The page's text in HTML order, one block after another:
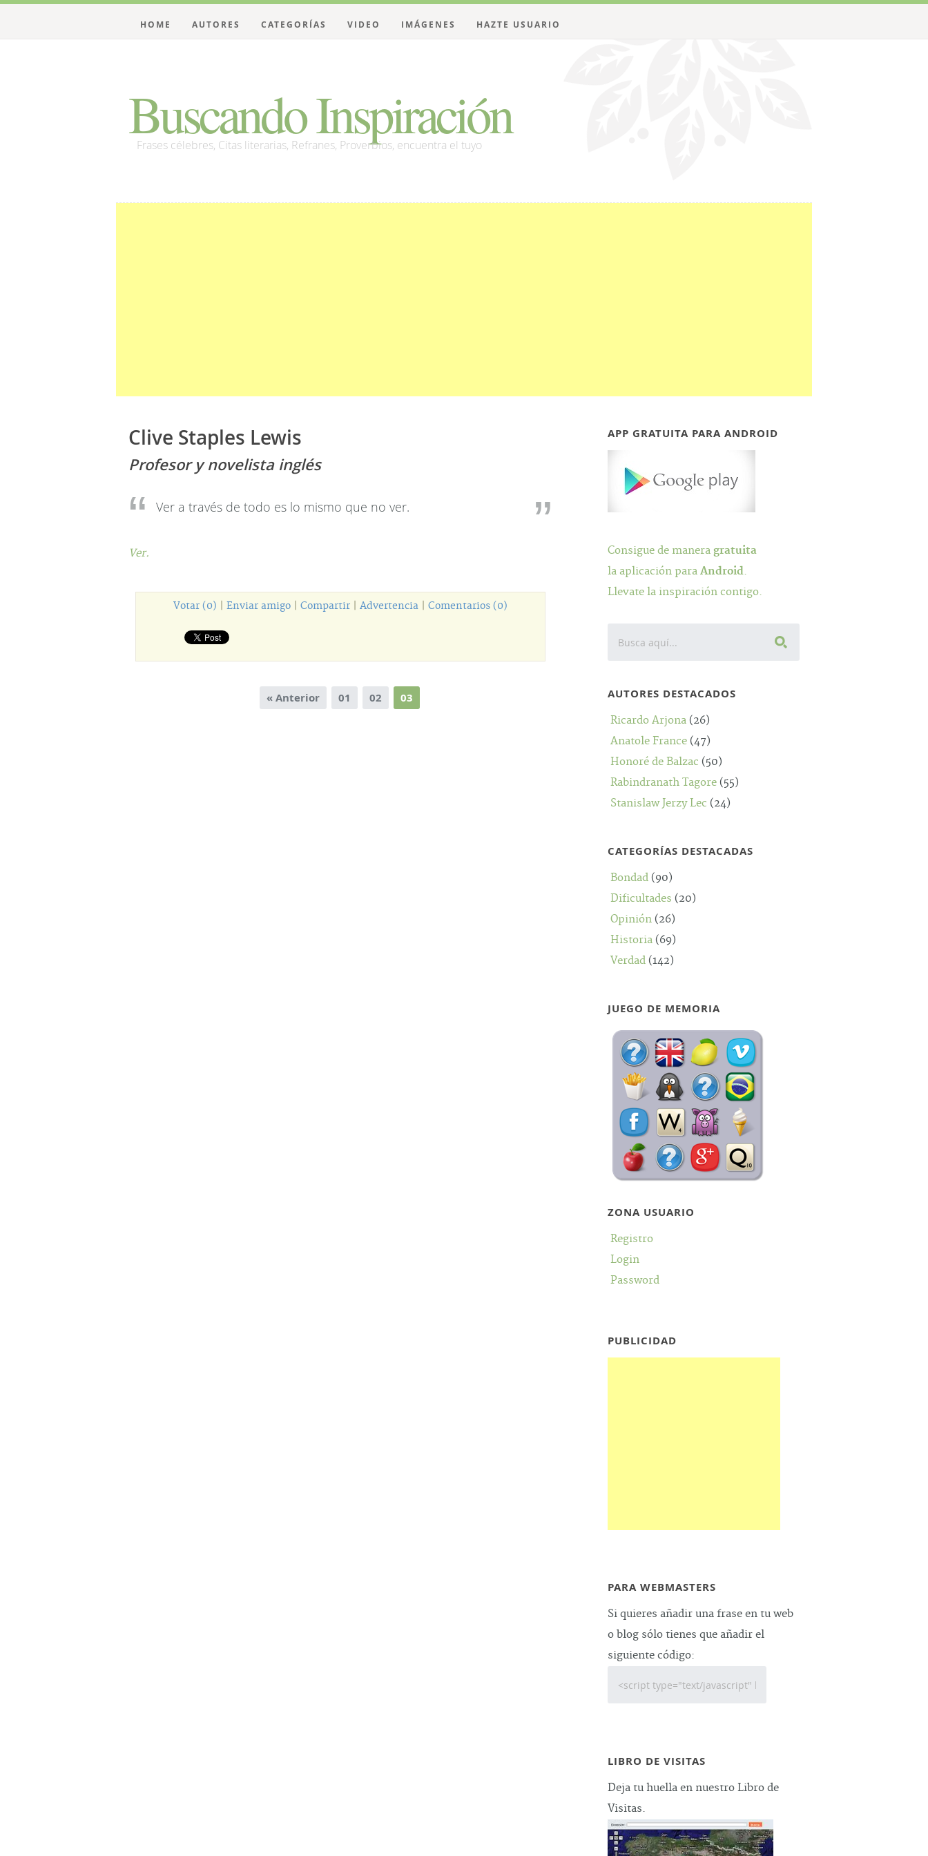
Buscando Inspiración
Frases célebres, Citas literarias, Refranes, Proverbios, encuentra el tuyo
HOME AUTORES CATEGORÍAS VIDEO IMÁGENES HAZTE USUARIO
Clive Staples Lewis
Profesor y novelista inglés
Ver a través de todo es lo mismo que no ver.
Ver.
Votar (0) Enviar amigo Compartir Advertencia Comentarios (0)
« Anterior 01 02 03
APP GRATUITA PARA ANDROID
Consigue de maneragratuita
la aplicación paraAndroid.
Llevate la inspiración contigo.
AUTORES DESTACADOS
Ricardo Arjona (26)
Anatole France (47)
Honoré de Balzac (50)
Rabindranath Tagore (55)
Stanislaw Jerzy Lec (24)
CATEGORÍAS DESTACADAS
Bondad (90)
Dificultades (20)
Opinión (26)
Historia (69)
Verdad (142)
JUEGO DE MEMORIA
ZONA USUARIO
Registro
Login
Password
PUBLICIDAD
PARA WEBMASTERS
Si quieres añadir una frase en tu web
o blog sólo tienes que añadir el
siguiente código:
LIBRO DE VISITAS
Deja tu huella en nuestro Libro de
Visitas.